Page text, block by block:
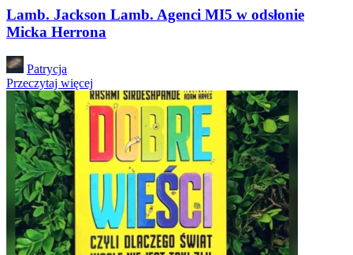
Lamb. Jackson Lamb. Agenci MI5 w odsłonie
Micka Herrona
Posted
by
Patrycja
Przeczytaj więcej